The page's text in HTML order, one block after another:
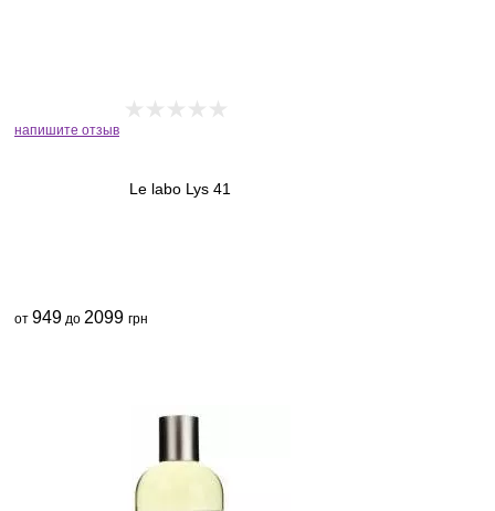
напишите отзыв
Le labo Lys 41
от 949 до 2099 грн